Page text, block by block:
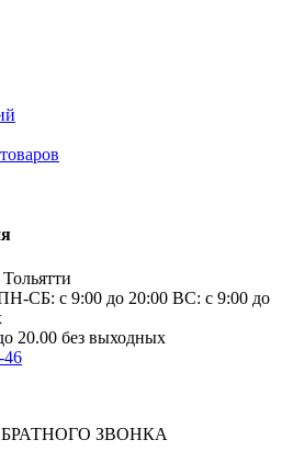
СБ: с 9:00 до 20:00 ВС: с 9:00 до
20.00 без выходных
46
ЗВОНКА